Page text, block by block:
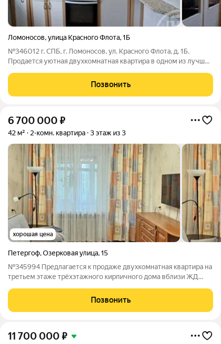
Ломоносов,улица Красного Флота,1Б
№346012 г. СПБ, г. Ломоносов, ул. Красного Флота, д. 1Б.
Продается уютная двухкомнатная квартира в одном из лучших
ЖД ст. Ораниенбаум! Редкий 2/5 этаж! Очень светлая и теплая.
Комнаты смежные
Позвонить
6 700 000 ₽
42 м² 2-комн. квартира 3 этаж из 3
хорошая цена
Петергоф,Озерковая улица,15
№345994 Предлагается к продаже двухкомнатная квартира на
третьем этаже трёхэтажного кирпичного дома вблизи ЖД
нет, рассмотрим любые варианты оплаты (ипотека, субсидии,
материнский капитал),
Позвонить
11 700 000 ₽